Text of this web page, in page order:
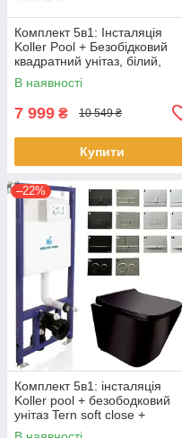
Комплект 5в1: Інсталяція
Koller Pool + Безобідковий
квадратний унітаз, білий,
змив TORNADO + Клавіша на
вибір
В наявності
7 999 ₴ 10 549 ₴
Купити
–22%
Комплект 5в1: інсталяція
Koller pool + безободковий
унітаз Tern soft close +
клавіша на вибір